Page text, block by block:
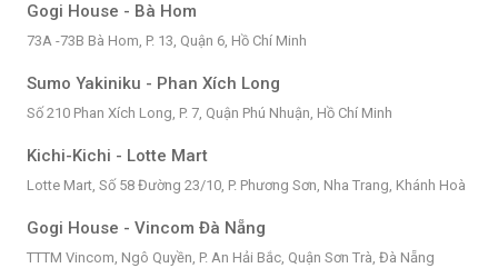
Gogi House - Bà Hom
73A -73B Bà Hom, P. 13, Quận 6, Hồ Chí Minh
Sumo Yakiniku - Phan Xích Long
Số 210 Phan Xích Long, P. 7, Quận Phú Nhuận, Hồ Chí Minh
Kichi-Kichi - Lotte Mart
Lotte Mart, Số 58 Đường 23/10, P. Phương Sơn, Nha Trang, Khánh Hoà
Gogi House - Vincom Đà Nẵng
TTTM Vincom, Ngô Quyền, P. An Hải Bắc, Quận Sơn Trà, Đà Nẵng